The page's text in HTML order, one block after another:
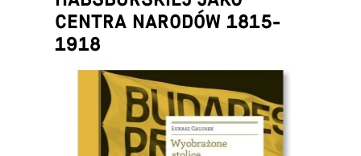
CENTRA NARODÓW 1815-
1918
Łukasz Galusek